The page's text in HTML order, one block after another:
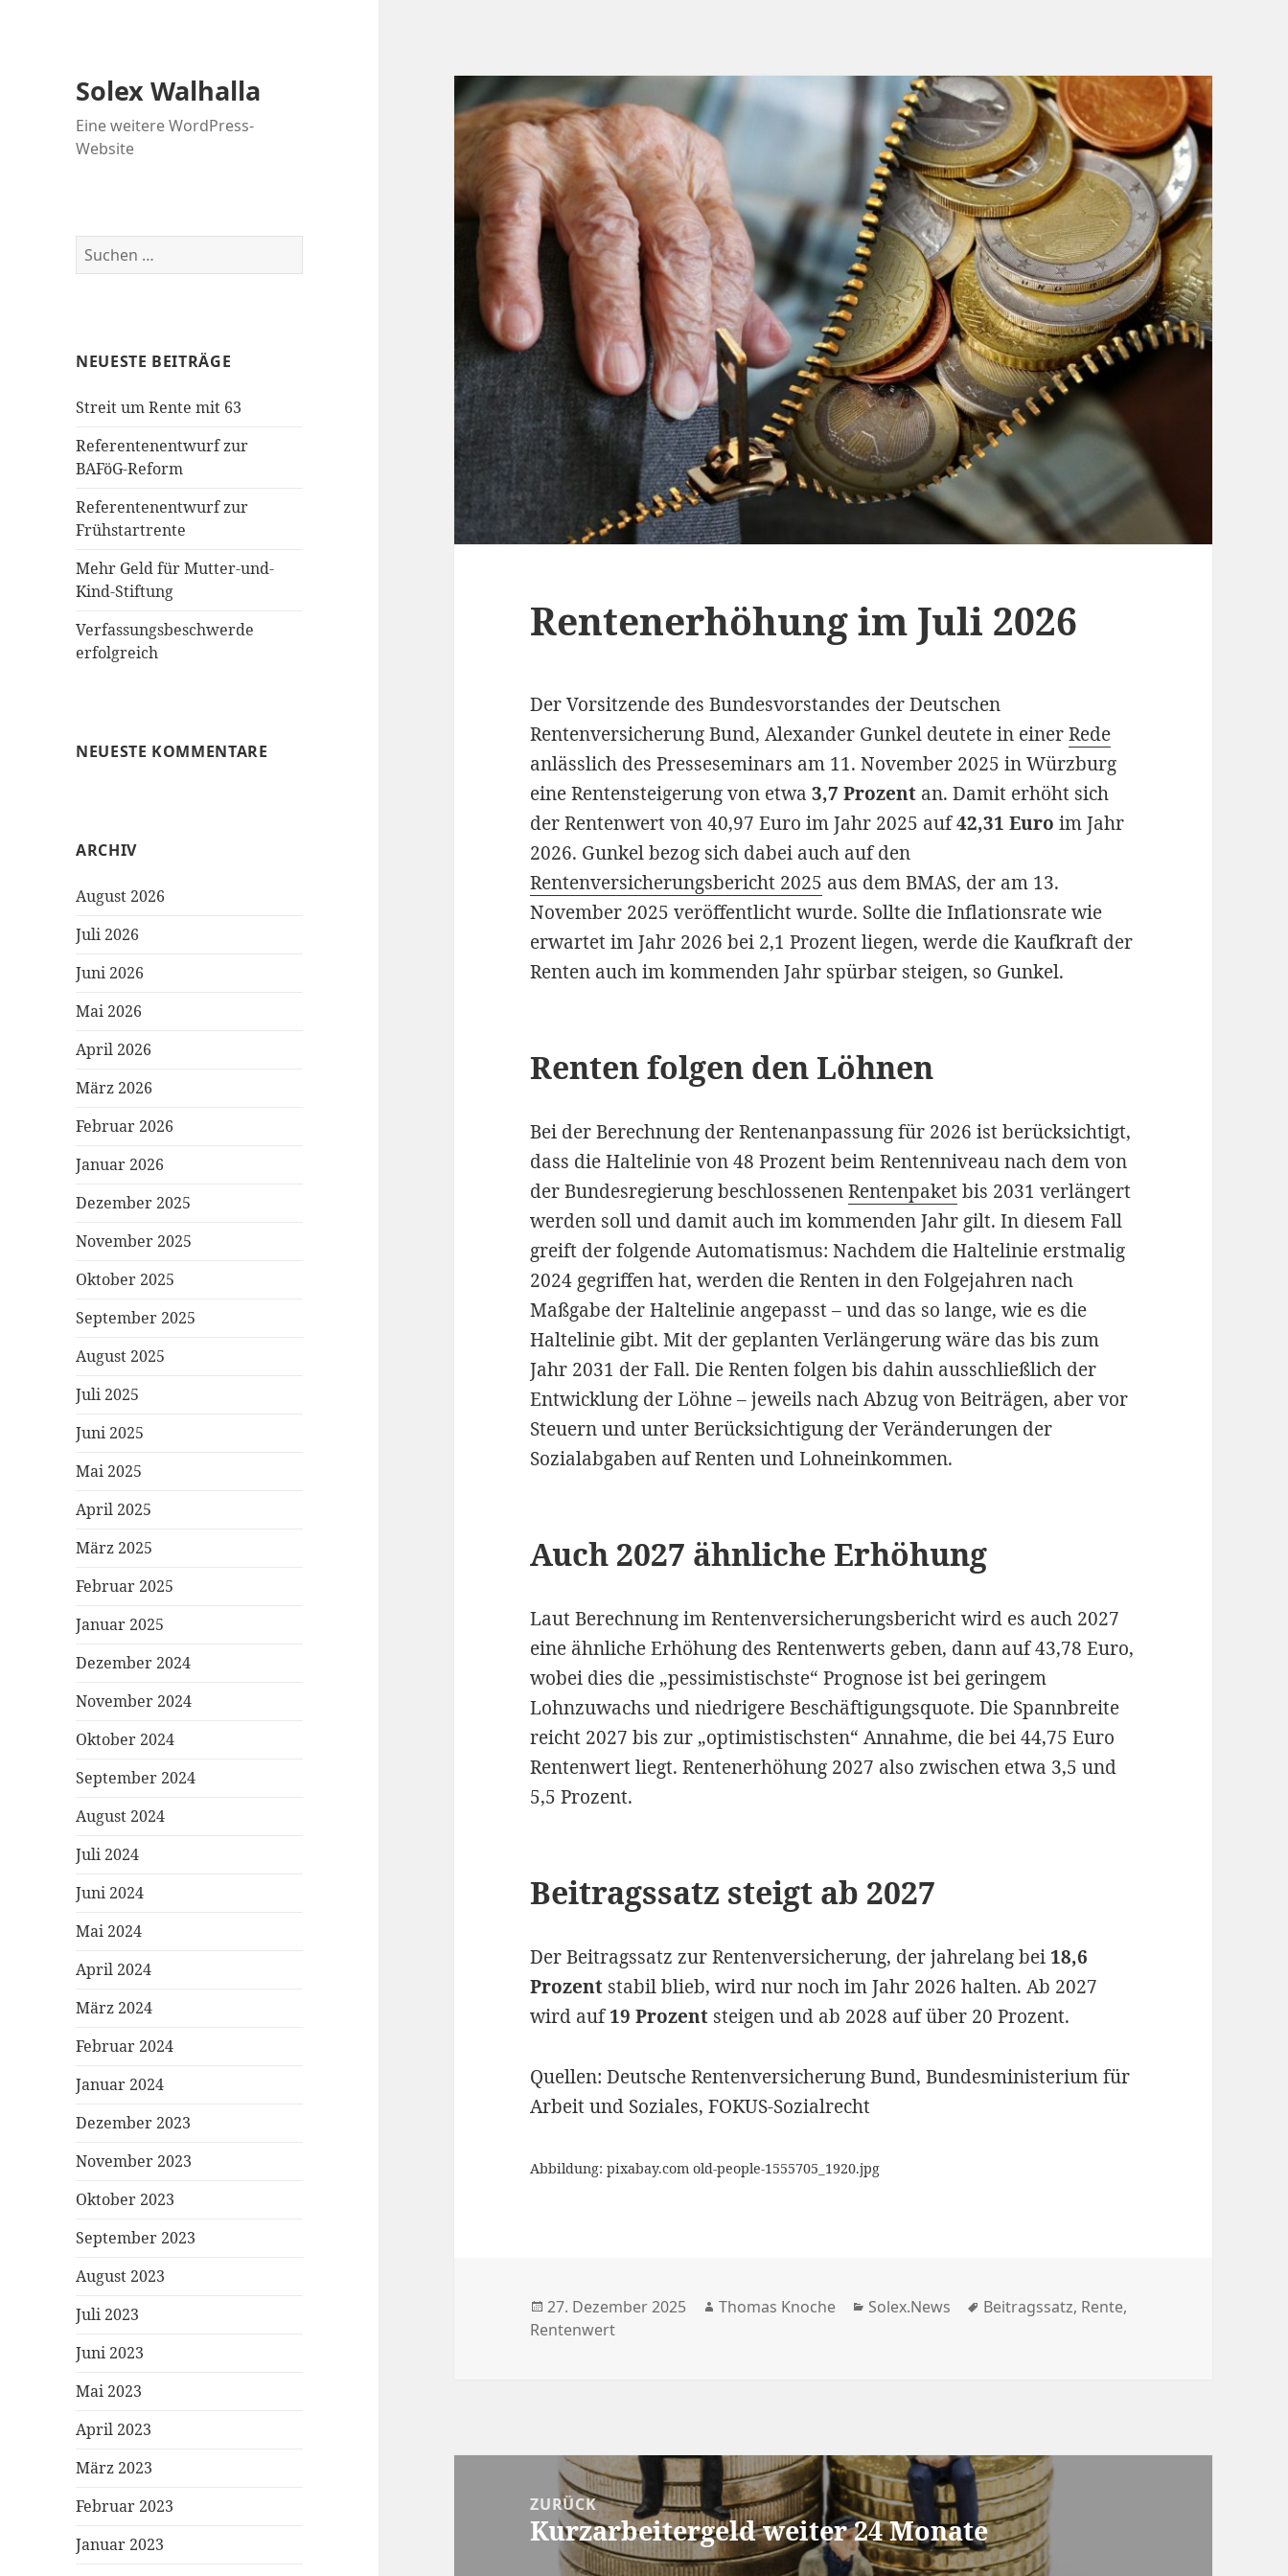
Solex Walhalla
Eine weitere WordPress-
Website
Suchen
nach:
NEUESTE BEITRÄGE
Streit um Rente mit 63
Referentenentwurf zur
BAFöG-Reform
Referentenentwurf zur
Frühstartrente
Mehr Geld für Mutter-und-
Kind-Stiftung
Verfassungsbeschwerde
erfolgreich
NEUESTE KOMMENTARE
ARCHIV
August 2026
Juli 2026
Juni 2026
Mai 2026
April 2026
März 2026
Februar 2026
Januar 2026
Dezember 2025
November 2025
Oktober 2025
September 2025
August 2025
Juli 2025
Juni 2025
Mai 2025
April 2025
März 2025
Februar 2025
Januar 2025
Dezember 2024
November 2024
Oktober 2024
September 2024
August 2024
Juli 2024
Juni 2024
Mai 2024
April 2024
März 2024
Februar 2024
Januar 2024
Dezember 2023
November 2023
Oktober 2023
September 2023
August 2023
Juli 2023
Juni 2023
Mai 2023
April 2023
März 2023
Februar 2023
Januar 2023
Rentenerhöhung im Juli 2026
Der Vorsitzende des Bundesvorstandes der Deutschen
Rentenversicherung Bund, Alexander Gunkel deutete in einerRede
anlässlich des Presseseminars am 11. November 2025 in Würzburg
eine Rentensteigerung von etwa3,7 Prozent an. Damit erhöht sich
der Rentenwert von 40,97 Euro im Jahr 2025 auf42,31 Euro im Jahr
2026. Gunkel bezog sich dabei auch auf den
Rentenversicherungsbericht 2025 aus dem BMAS, der am 13.
November 2025 veröffentlicht wurde. Sollte die Inflationsrate wie
erwartet im Jahr 2026 bei 2,1 Prozent liegen, werde die Kaufkraft der
Renten auch im kommenden Jahr spürbar steigen, so Gunkel.
Renten folgen den Löhnen
Bei der Berechnung der Rentenanpassung für 2026 ist berücksichtigt,
dass die Haltelinie von 48 Prozent beim Rentenniveau nach dem von
der Bundesregierung beschlossenenRentenpaketbis 2031 verlängert
werden soll und damit auch im kommenden Jahr gilt. In diesem Fall
greift der folgende Automatismus: Nachdem die Haltelinie erstmalig
2024 gegriffen hat, werden die Renten in den Folgejahren nach
Maßgabe der Haltelinie angepasst – und das so lange, wie es die
Haltelinie gibt. Mit der geplanten Verlängerung wäre das bis zum
Jahr 2031 der Fall. Die Renten folgen bis dahin ausschließlich der
Entwicklung der Löhne – jeweils nach Abzug von Beiträgen, aber vor
Steuern und unter Berücksichtigung der Veränderungen der
Sozialabgaben auf Renten und Lohneinkommen.
Auch 2027 ähnliche Erhöhung
Laut Berechnung im Rentenversicherungsbericht wird es auch 2027
eine ähnliche Erhöhung des Rentenwerts geben, dann auf 43,78 Euro,
wobei dies die „pessimistischste“ Prognose ist bei geringem
Lohnzuwachs und niedrigere Beschäftigungsquote. Die Spannbreite
reicht 2027 bis zur „optimistischsten“ Annahme, die bei 44,75 Euro
Rentenwert liegt. Rentenerhöhung 2027 also zwischen etwa 3,5 und
5,5 Prozent.
Beitragssatz steigt ab 2027
Der Beitragssatz zur Rentenversicherung, der jahrelang bei 18,6
Prozent stabil blieb, wird nur noch im Jahr 2026 halten. Ab 2027
wird auf19 Prozent steigen und ab 2028 auf über 20 Prozent.
Quellen: Deutsche Rentenversicherung Bund, Bundesministerium für
Arbeit und Soziales, FOKUS-Sozialrecht
Abbildung: pixabay.com old-people-1555705_1920.jpg
Veröffentlicht
am
27. Dezember 2025 Autor
Thomas Knoche Kategorien
Solex.News Schlagwörter
Beitragssatz, Rente,
Rentenwert
Beitragsnavigation
ZURÜCK
Vorheriger
Beitrag:
Kurzarbeitergeld weiter 24 Monate